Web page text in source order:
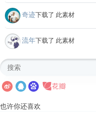
奇迹下载了 此素材
流年下载了 此素材
也许你还喜欢